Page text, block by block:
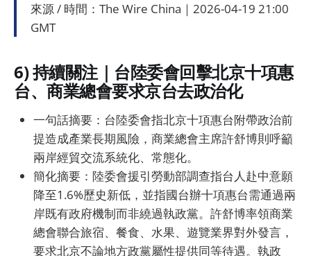
來源 / 時間：The Wire China｜2026-04-19 21:00
GMT
6) 持續關注｜台陸委會回擊北京十項惠
台、商業總會要求京台去政治化
一句話摘要：台陸委會指北京十項惠台附帶政治前
提造成產業長期風險，商業總會主席許舒博則呼籲
兩岸經貿交流系統化、常態化。
簡化摘要：陸委會援引勞動部調查指台人赴中意願
降至1.6%歷史新低，並指國台辦十項惠台需通過兩
岸既有政府機制而非繞過執政黨。許舒博率領商業
總會聯合旅宿、餐食、水果、遊覽業界對外發言，
要求北京不論地方政黨屬性提供同等待遇。執政